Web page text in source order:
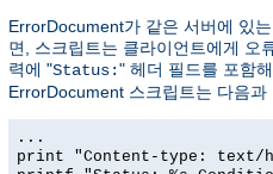
ErrorDocument가 같은 서버에 있
면, 스크립트는 클라이언트에게 오
력에 "Status:" 헤더 필드를 포함
ErrorDocument 스크립트는 다음과
...
print "Content-type: text/